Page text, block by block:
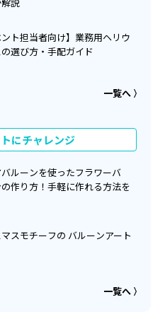
ント担当者向け】業務用ヘリウ
選び方・手配ガイド
一覧へ
にチャレンジ
ルーンを使ったフラワーバ
作り方！手軽に作れる方法を
スモチーフの バルーンアート
一覧へ